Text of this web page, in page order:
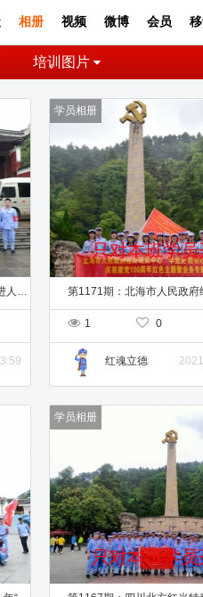
相册 视频 微博 会员
培训图片
第1172期：重庆市石柱县 2021 年引进人才“不忘初心、牢记使命 ”培训班
只对本班学员
学员相册
1 0
红魂立德
只对本班学员
学员相册